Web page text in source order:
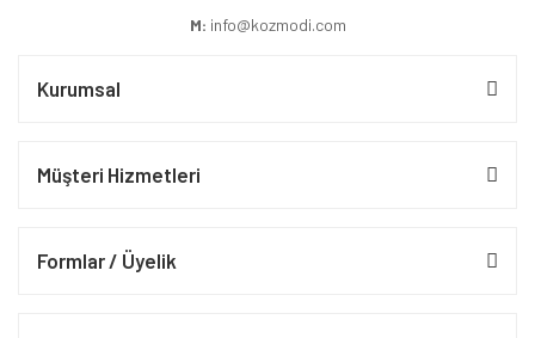
M: info@kozmodi.com
Kurumsal
Müşteri Hizmetleri
Formlar / Üyelik